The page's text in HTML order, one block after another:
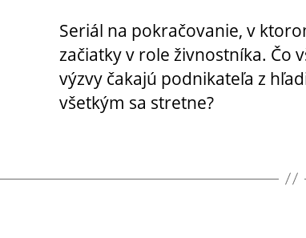
Seriál na pokračovanie, v
začiatky v role živnostníka. Čo
výzvy čakajú podnikateľa z
všetkým sa stretne?